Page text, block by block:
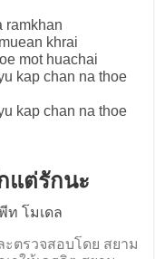
ramkhan
khrai
mot huachai
kap chan na thoe
kap chan na thoe
แต่รักนะ
ท โมเดล
ตรวจสอบโดย สยาม